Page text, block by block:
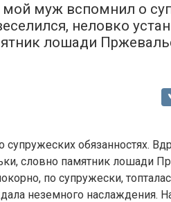
муж вспомнил о
неловко
лошади
обязанностях.
словно памятник лошади
по супружески,
неземного наслаждения.